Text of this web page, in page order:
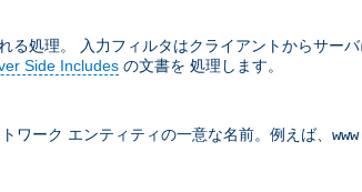
処理。 入力フィルタはクライアントからサー
Side Includes の文書を 処理します。
ワーク エンティティの一意な名前。例えば、 www